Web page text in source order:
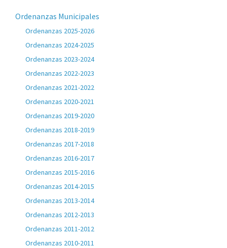
Ordenanzas Municipales
Ordenanzas 2025-2026
Ordenanzas 2024-2025
Ordenanzas 2023-2024
Ordenanzas 2022-2023
Ordenanzas 2021-2022
Ordenanzas 2020-2021
Ordenanzas 2019-2020
Ordenanzas 2018-2019
Ordenanzas 2017-2018
Ordenanzas 2016-2017
Ordenanzas 2015-2016
Ordenanzas 2014-2015
Ordenanzas 2013-2014
Ordenanzas 2012-2013
Ordenanzas 2011-2012
Ordenanzas 2010-2011